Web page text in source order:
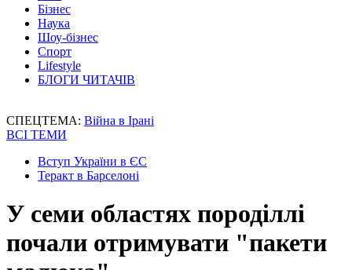
Бізнес
Наука
Шоу-бізнес
Спорт
Lifestyle
БЛОГИ ЧИТАЧІВ
СПЕЦТЕМА: Війна в Ірані
ВСІ ТЕМИ
Вступ України в ЄС
Теракт в Барселоні
У семи областях породіллі
почали отримувати "пакети